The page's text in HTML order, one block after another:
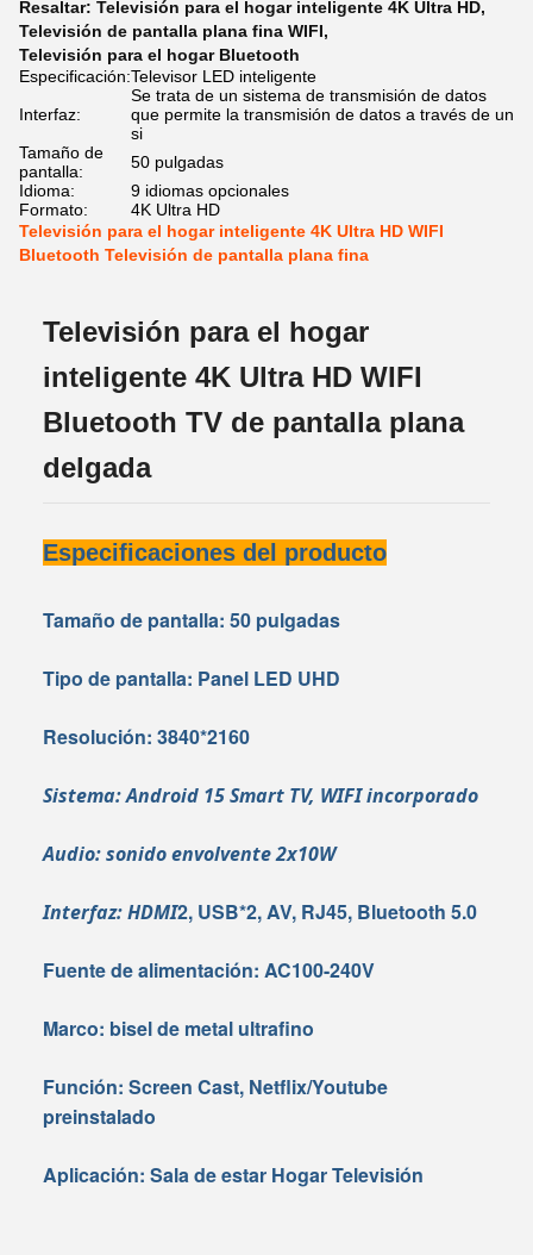
Resaltar: Televisión para el hogar inteligente 4K Ultra HD,
Televisión de pantalla plana fina WIFI,
Televisión para el hogar Bluetooth
Especificación:Televisor LED inteligente
Interfaz:
Se trata de un sistema de transmisión de datos
que permite la transmisión de datos a través de un
si
Tamaño de
pantalla:
50 pulgadas
Idioma:
9 idiomas opcionales
Formato:
4K Ultra HD
Televisión para el hogar inteligente 4K Ultra HD WIFI
Bluetooth Televisión de pantalla plana fina
Televisión para el hogar
inteligente 4K Ultra HD WIFI
Bluetooth TV de pantalla plana
delgada
Especificaciones del producto
Tamaño de pantalla: 50 pulgadas
Tipo de pantalla: Panel LED UHD
Resolución: 3840*2160
Sistema: Android 15 Smart TV, WIFI incorporado
Audio: sonido envolvente 2x10W
Interfaz: HDMI2, USB*2, AV, RJ45, Bluetooth 5.0
Fuente de alimentación: AC100-240V
Marco: bisel de metal ultrafino
Función: Screen Cast, Netflix/Youtube
preinstalado
Aplicación: Sala de estar Hogar Televisión